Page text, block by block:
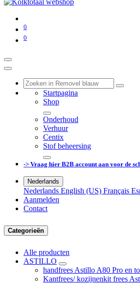
0
0
Startpagina
Shop
Onderhoud
Verhuur
Centix
Stof beheersing
-> Vraag hier B2B account aan voor de
Nederlands
Nederlands English (US) Français
Aanmelden
Contact
Categorieën
Alle producten
ASTILLO
handfrees Astillo A80 Pro en
Kantfrees/ kozijnenkit frees